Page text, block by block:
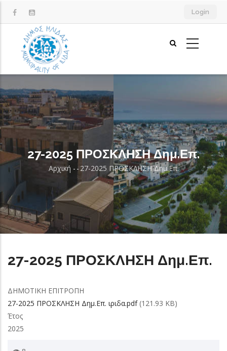
προς
περιεχόμενο
Login
27-2025 ΠΡΟΣΚΛΗΣΗ Δημ.Επ.
Breadcrumb
Αρχική - - 27-2025 ΠΡΟΣΚΛΗΣΗ Δημ.Επ.
27-2025 ΠΡΟΣΚΛΗΣΗ Δημ.Επ.
ΔΗΜΟΤΙΚΗ ΕΠΙΤΡΟΠΗ
27-2025 ΠΡΟΣΚΛΗΣΗ Δημ.Επ. ιριδα.pdf (121.93 KB)
Έτος
2025